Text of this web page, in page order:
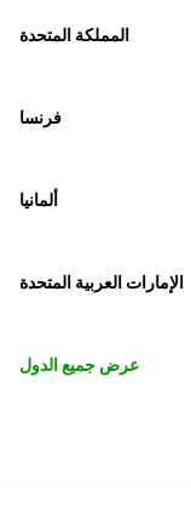
المملكة المتحدة
فرنسا
ألمانيا
الإمارات العربية المتحدة
عرض جميع الدول